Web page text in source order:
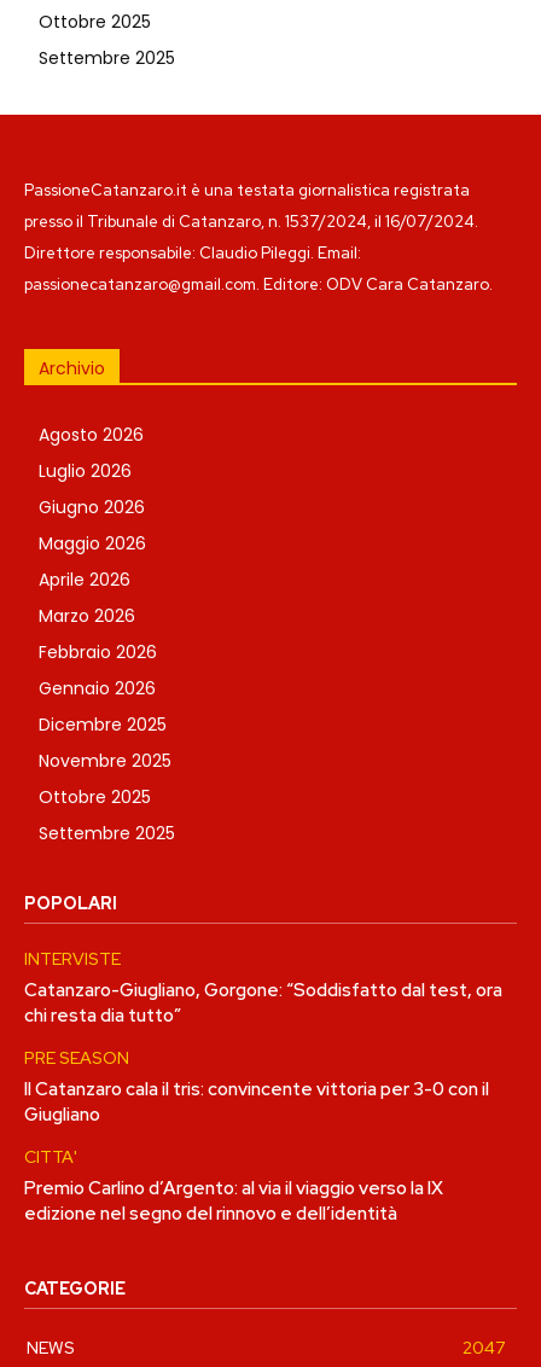
Ottobre 2025
Settembre 2025
PassioneCatanzaro.it è una testata giornalistica registrata
presso il Tribunale di Catanzaro, n. 1537/2024, il 16/07/2024.
Direttore responsabile: Claudio Pileggi. Email:
passionecatanzaro@gmail.com. Editore: ODV Cara Catanzaro.
Archivio
Agosto 2026
Luglio 2026
Giugno 2026
Maggio 2026
Aprile 2026
Marzo 2026
Febbraio 2026
Gennaio 2026
Dicembre 2025
Novembre 2025
Ottobre 2025
Settembre 2025
POPOLARI
INTERVISTE
Catanzaro-Giugliano, Gorgone: “Soddisfatto dal test, ora
chi resta dia tutto”
PRE SEASON
Il Catanzaro cala il tris: convincente vittoria per 3-0 con il
Giugliano
CITTA'
Premio Carlino d’Argento: al via il viaggio verso la IX
edizione nel segno del rinnovo e dell’identità
CATEGORIE
NEWS 2047